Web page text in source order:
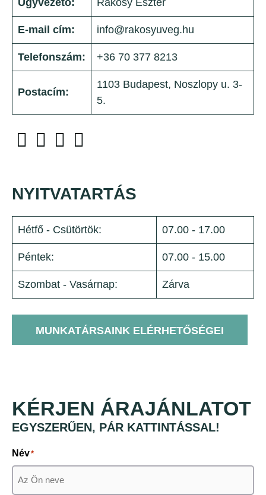
Ügyvezető: Rákosy Eszter
E-mail cím: info@rakosyuveg.hu
Telefonszám: +36 70 377 8213
Postacím:
1103 Budapest, Noszlopy u. 3-
5.
NYITVATARTÁS
Hétfő - Csütörtök: 07.00 - 17.00
Péntek: 07.00 - 15.00
Szombat - Vasárnap: Zárva
MUNKATÁRSAINK ELÉRHETŐSÉGEI
KÉRJEN ÁRAJÁNLATOT
EGYSZERŰEN, PÁR KATTINTÁSSAL!
Név*